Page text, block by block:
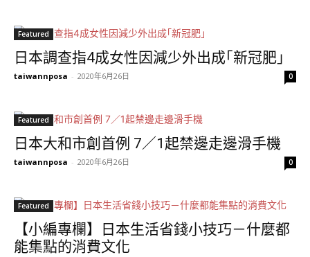
Featured
日本調查指4成女性因減少外出成｢新冠肥｣
taiwannposa - 2020年6月26日 0
Featured
日本大和市創首例 7／1起禁邊走邊滑手機
taiwannposa - 2020年6月26日 0
Featured
【小編專欄】日本生活省錢小技巧－什麼都
能集點的消費文化